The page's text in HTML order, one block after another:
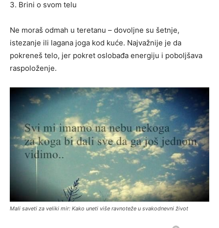
3. Brini o svom telu
Ne moraš odmah u teretanu – dovoljne su šetnje,
istezanje ili lagana joga kod kuće. Najvažnije je da
pokreneš telo, jer pokret oslobađa energiju i poboljšava
raspoloženje.
Mali saveti za veliki mir: Kako uneti više ravnoteže u svakodnevni život